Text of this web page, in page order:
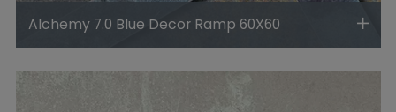
Alchemy 7.0 Blue Decor Ramp 60X60